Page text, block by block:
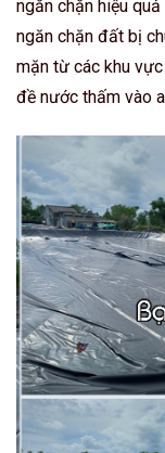
ngăn chặn hiệu
ngăn chặn đất bị
mặn từ các khu
đề nước thấm vào